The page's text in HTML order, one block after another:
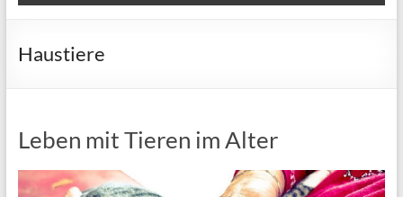
Haustiere
Leben mit Tieren im Alter